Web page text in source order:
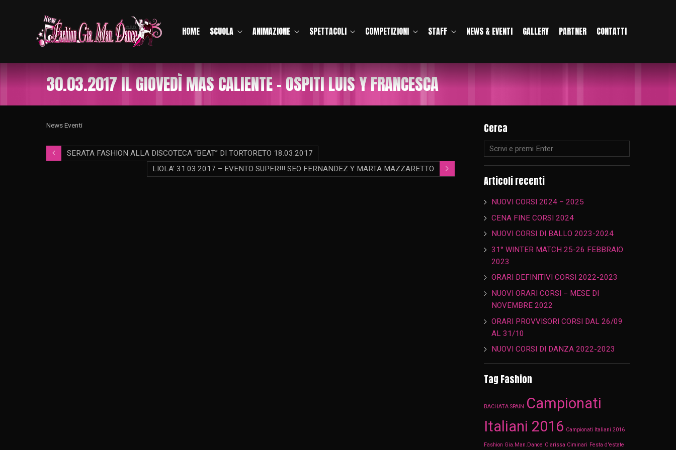
HOME SCUOLA ANIMAZIONE SPETTACOLI COMPETIZIONI STAFF NEWS & EVENTI GALLERY PARTNER CONTATTI
30.03.2017 IL GIOVEDÌ MAS CALIENTE – OSPITI LUIS Y FRANCESCA
News Eventi
SERATA FASHION ALLA DISCOTECA “BEAT” DI TORTORETO 18.03.2017
LIOLA’ 31.03.2017 – EVENTO SUPER!!! SEO FERNANDEZ Y MARTA MAZZARETTO
Cerca
Articoli recenti
NUOVI CORSI 2024 – 2025
CENA FINE CORSI 2024
NUOVI CORSI DI BALLO 2023-2024
31° WINTER MATCH 25-26 FEBBRAIO
2023
ORARI DEFINITIVI CORSI 2022-2023
NUOVI ORARI CORSI – MESE DI
NOVEMBRE 2022
ORARI PROVVISORI CORSI DAL 26/09
AL 31/10
NUOVI CORSI DI DANZA 2022-2023
Tag Fashion
BACHATA SPAIN Campionati
Italiani 2016 Campionati Italiani 2016
Fashion Gia.Man.Dance Clarissa Ciminari Festa d'estate